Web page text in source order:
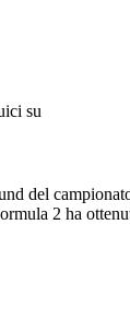
su
del
2 ha